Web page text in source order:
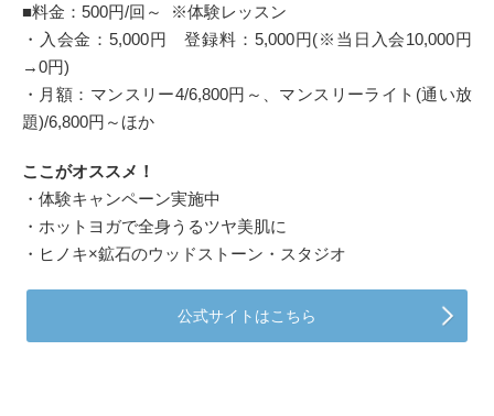
■料金：500円/回～ ※体験レッスン
・入会金：5,000円 登録料：5,000円(※当日入会10,000円
→0円)
・月額：マンスリー4/6,800円～、マンスリーライト(通い放
題)/6,800円～ほか
ここがオススメ！
・体験キャンペーン実施中
・ホットヨガで全身うるツヤ美肌に
・ヒノキ×鉱石のウッドストーン・スタジオ
公式サイトはこちら